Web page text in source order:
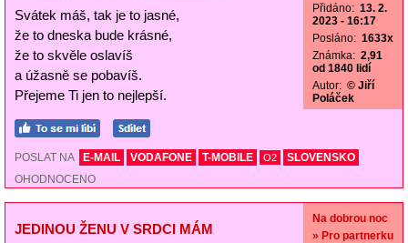
Svátek máš, tak je to jasné,
že to dneska bude krásné,
že to skvěle oslavíš
a úžasně se pobavíš.
Přejeme Ti jen to nejlepší.
Přidáno: 13. 2.
2023 - 16:17
Posláno: 1633x
Známka: 2,91
od 1840 lidí
Autor: © Jiří
Poláček
POSLAT NA E-MAIL VODAFONE T-MOBILE O2
SLOVENSKO
OHODNOCENO
JEDINOU ŽENU V SRDCI MÁM
Na dobrou noc
» Pro partnerku